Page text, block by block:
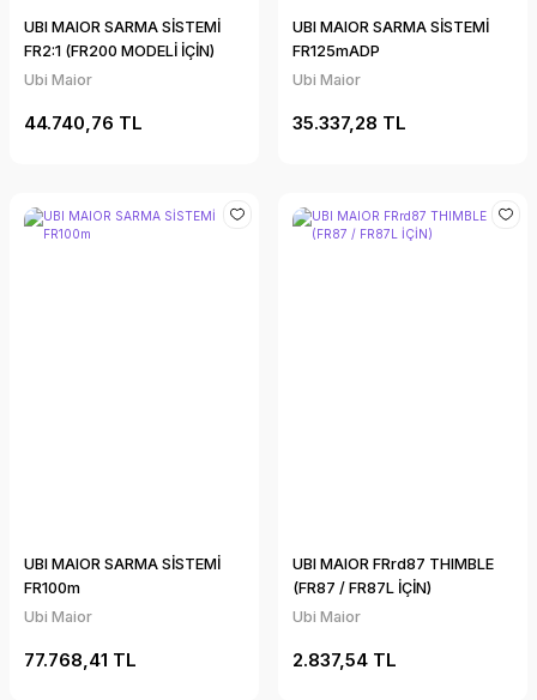
UBI MAIOR SARMA SİSTEMİ
FR2:1 (FR200 MODELİ İÇİN)
Ubi Maior
44.740,76 TL
UBI MAIOR SARMA SİSTEMİ
FR125mADP
Ubi Maior
35.337,28 TL
UBI MAIOR SARMA SİSTEMİ
FR100m
Ubi Maior
77.768,41 TL
UBI MAIOR FRrd87 THIMBLE
(FR87 / FR87L İÇİN)
Ubi Maior
2.837,54 TL